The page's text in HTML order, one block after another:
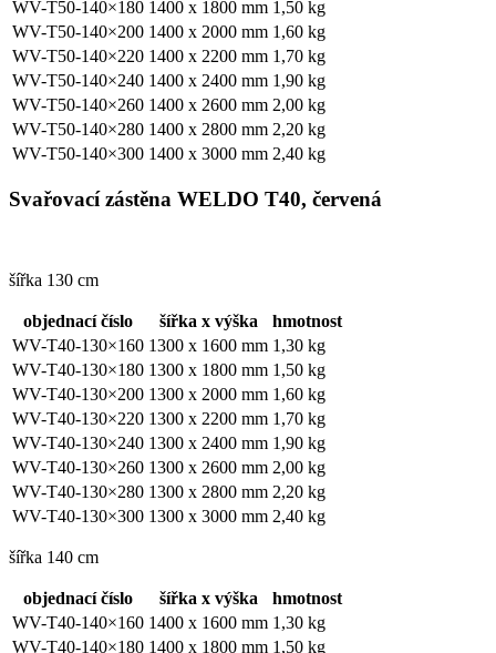
WV-T50-140×180 1400 x 1800 mm 1,50 kg
WV-T50-140×200 1400 x 2000 mm 1,60 kg
WV-T50-140×220 1400 x 2200 mm 1,70 kg
WV-T50-140×240 1400 x 2400 mm 1,90 kg
WV-T50-140×260 1400 x 2600 mm 2,00 kg
WV-T50-140×280 1400 x 2800 mm 2,20 kg
WV-T50-140×300 1400 x 3000 mm 2,40 kg
Svařovací zástěna WELDO T40, červená
šířka 130 cm
objednací číslo šířka x výška
hmotnost
WV-T40-130×160 1300 x 1600 mm 1,30 kg
WV-T40-130×180 1300 x 1800 mm 1,50 kg
WV-T40-130×200 1300 x 2000 mm 1,60 kg
WV-T40-130×220 1300 x 2200 mm 1,70 kg
WV-T40-130×240 1300 x 2400 mm 1,90 kg
WV-T40-130×260 1300 x 2600 mm 2,00 kg
WV-T40-130×280 1300 x 2800 mm 2,20 kg
WV-T40-130×300 1300 x 3000 mm 2,40 kg
šířka 140 cm
objednací číslo šířka x výška
hmotnost
WV-T40-140×160 1400 x 1600 mm 1,30 kg
WV-T40-140×180 1400 x 1800 mm 1,50 kg